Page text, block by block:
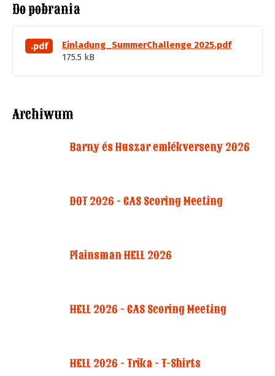
Do pobrania
.pdf
Einladung_SummerChallenge 2025.pdf
175.5 kB
Archiwum
Barny és Huszar emlékverseny 2026
DOT 2026 - CAS Scoring Meeting
Plainsman HELL 2026
HELL 2026 - CAS Scoring Meeting
HELL 2026 - Trika - T-Shirts